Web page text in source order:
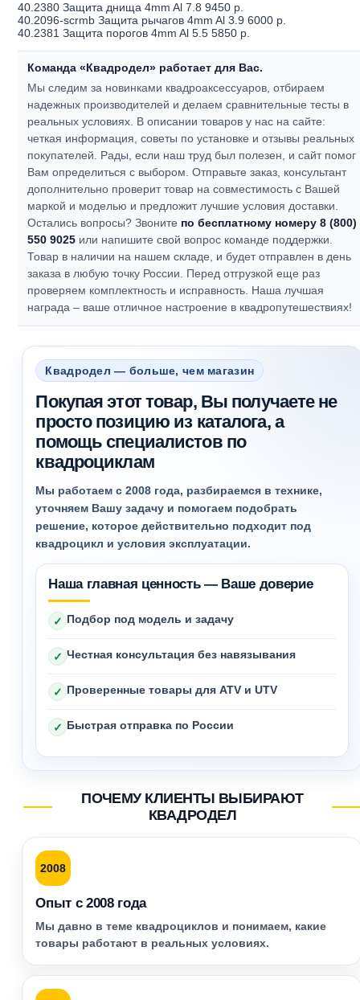
40.2380 Защита днища 4mm Al 7.8 9450 р.
40.2096-scrmb Защита рычагов 4mm Al 3.9 6000 р.
40.2381 Защита порогов 4mm Al 5.5 5850 р.
Команда «Квадродел» работает для Вас.
Мы следим за новинками квадроаксессуаров, отбираем
надежных производителей и делаем сравнительные тесты в
реальных условиях. В описании товаров у нас на сайте:
четкая информация, советы по установке и отзывы реальных
покупателей. Рады, если наш труд был полезен, и сайт помог
Вам определиться с выбором.Отправьте заказ, консультант
дополнительно проверит товар на совместимость с Вашей
маркой и моделью и предложит лучшие условия доставки.
Остались вопросы? Звоните по бесплатному номеру 8 (800)
550 9025 или напишите свой вопрос команде поддержки.
Товар в наличии на нашем складе, и будет отправлен в день
заказа в любую точку России. Перед отгрузкой еще раз
проверяем комплектность и исправность. Наша лучшая
награда – ваше отличное настроение в квадропутешествиях!
Квадродел — больше, чем магазин
Покупая этот товар, Вы получаете не
просто позицию из каталога, а
помощь специалистов по
квадроциклам
Мы работаем с 2008 года, разбираемся в технике,
уточняем Вашу задачу и помогаем подобрать
решение, которое действительно подходит под
квадроцикл и условия эксплуатации.
Наша главная ценность — Ваше доверие
✓ Подбор под модель и задачу
✓ Честная консультация без навязывания
✓ Проверенные товары для ATV и UTV
✓ Быстрая отправка по России
ПОЧЕМУ КЛИЕНТЫ ВЫБИРАЮТ
КВАДРОДЕЛ
2008
Опыт с 2008 года
Мы давно в теме квадроциклов и понимаем, какие
товары работают в реальных условиях.